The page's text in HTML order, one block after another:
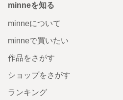
minneを知る
minneについて
minneで買いたい
作品をさがす
ショップをさがす
ランキング